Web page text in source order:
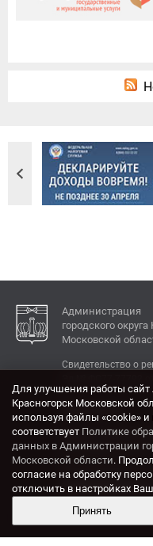
Администрация
городского
Московской
Свидетельство о
КОНТАКТЫ
Адрес: 143404,
ул. Ленина, дом
Электронная
Разработка и поддержка
Для улучшения работы сайт
Красногорск Московской
используя файлы «cookie»
соответствует Политике
данных в Администрации
Московской области.
согласие на обработку
отключить в настройках
Принять